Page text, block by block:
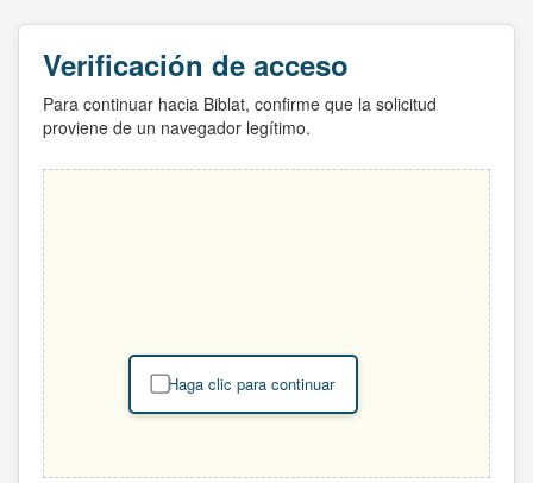
Verificación de acceso
Para continuar hacia Biblat, confirme que la solicitud
proviene de un navegador legítimo.
Haga clic para continuar